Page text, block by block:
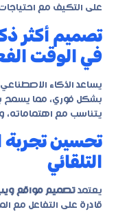
على التكيف مع
تصميم أكثر
في الوقت
يساعد الذكاء
بشكل فوري، مما يسمح
يتناسب مع اهتماماته،
تحسين تجربة
التلقائي
يعتمدتصميم مواقع ويب
قادرة على التفاعل مع